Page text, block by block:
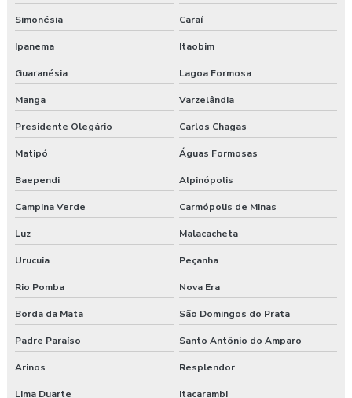
Simonésia Caraí
Ipanema Itaobim
Guaranésia Lagoa Formosa
Manga Varzelândia
Presidente Olegário Carlos Chagas
Matipó Águas Formosas
Baependi Alpinópolis
Campina Verde Carmópolis de Minas
Luz Malacacheta
Urucuia Peçanha
Rio Pomba Nova Era
Borda da Mata São Domingos do Prata
Padre Paraíso Santo Antônio do Amparo
Arinos Resplendor
Lima Duarte Itacarambi